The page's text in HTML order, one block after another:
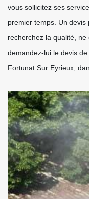
vous sollicitez ses
premier temps. Un
recherchez la qualité,
demandez-lui le devis
Fortunat Sur Eyrieux,